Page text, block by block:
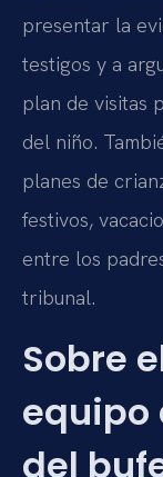
presentar la
testigos y a
plan de visitas
del niño.
planes de
festivos,
entre los
tribunal.
Sobre
equipo
del